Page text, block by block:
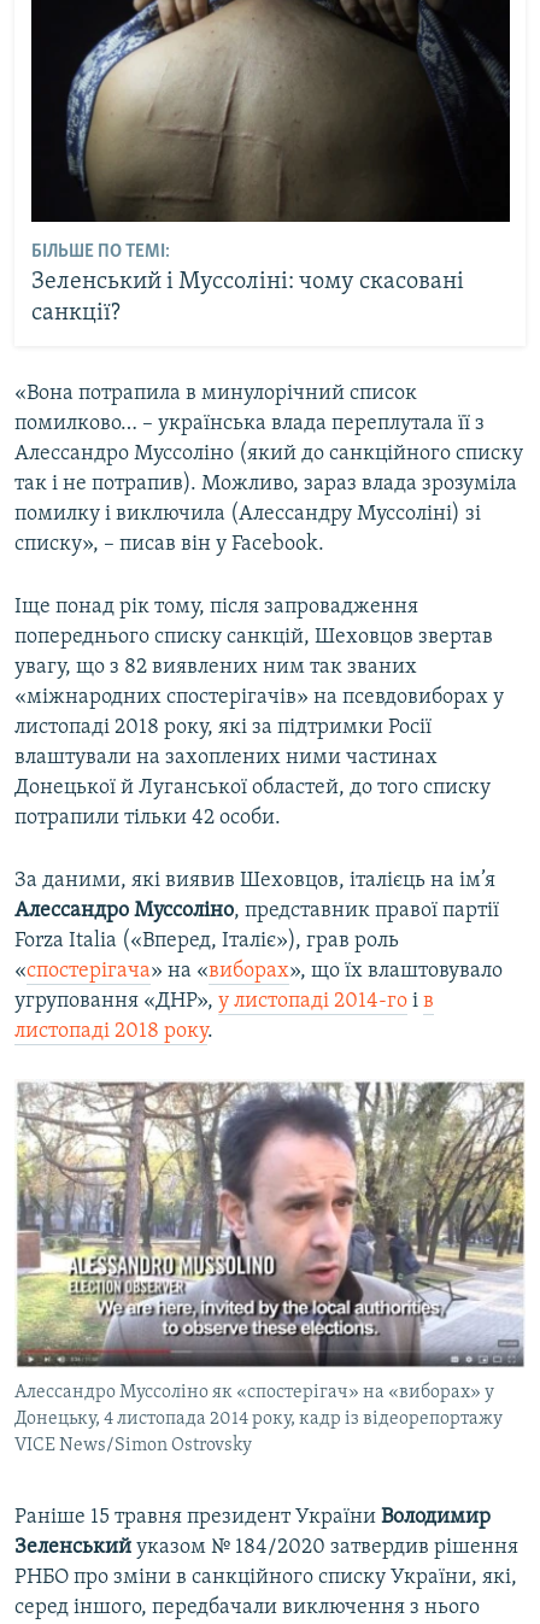
БІЛЬШЕ ПО ТЕМІ:
Зеленський і Муссоліні: чому скасовані
санкції?
«Вона потрапила в минулорічний список
помилково… – українська влада переплутала її з
Алессандро Муссоліно (який до санкційного списку
так і не потрапив). Можливо, зараз влада зрозуміла
помилку і виключила (Алессандру Муссоліні) зі
списку», – писав він у Facebook.
Іще понад рік тому, після запровадження
попереднього списку санкцій, Шеховцов звертав
увагу, що з 82 виявлених ним так званих
«міжнародних спостерігачів» на псевдовиборах у
листопаді 2018 року, які за підтримки Росії
влаштували на захоплених ними частинах
Донецької й Луганської областей, до того списку
потрапили тільки 42 особи.
За даними, які виявив Шеховцов, італієць на ім’я
Алессандро Муссоліно, представник правої партії
Forza Italia («Вперед, Італіє»), грав роль
«спостерігача» на «виборах», що їх влаштовувало
угруповання «ДНР», у листопаді 2014-го і в
листопаді 2018 року.
Алессандро Муссоліно як «спостерігач» на «виборах» у
Донецьку, 4 листопада 2014 року, кадр із відеорепортажу
VICE News/Simon Ostrovsky
Раніше 15 травня президент України Володимир
Зеленський указом № 184/2020 затвердив рішення
РНБО про зміни в санкційного списку України, які,
серед іншого, передбачали виключення з нього